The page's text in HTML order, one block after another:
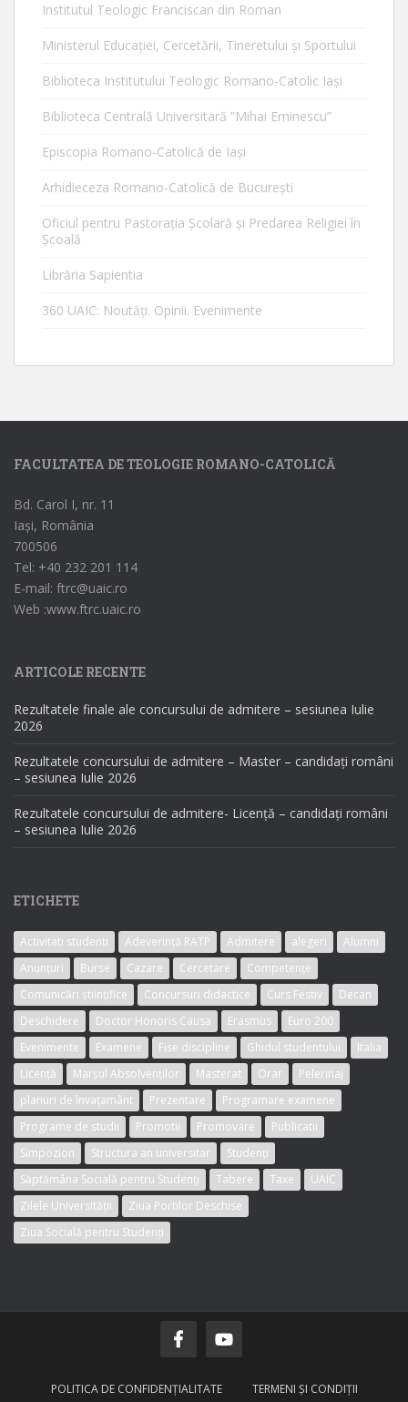
Institutul Teologic Franciscan din Roman
Ministerul Educaţiei, Cercetării, Tineretului şi Sportului
Biblioteca Institutului Teologic Romano-Catolic Iaşi
Biblioteca Centrală Universitară ”Mihai Eminescu”
Episcopia Romano-Catolică de Iaşi
Arhidieceza Romano-Catolică de Bucureşti
Oficiul pentru Pastorația Școlară și Predarea Religiei în
Școală
Librăria Sapientia
360 UAIC: Noutăţi. Opinii. Evenimente
FACULTATEA DE TEOLOGIE ROMANO-CATOLICĂ
Bd. Carol I, nr. 11
Iași, România
700506
Tel: +40 232 201 114
E-mail: ftrc@uaic.ro
Web :www.ftrc.uaic.ro
ARTICOLE RECENTE
Rezultatele finale ale concursului de admitere – sesiunea Iulie
2026
Rezultatele concursului de admitere – Master – candidați români
– sesiunea Iulie 2026
Rezultatele concursului de admitere- Licență – candidați români
– sesiunea Iulie 2026
ETICHETE
Activitati studenti Adeverință RATP Admitere alegeri
Alumni
Anunțuri
Burse Cazare Cercetare
Competențe
Comunicări științifice
Concursuri didactice Curs Festiv
Decan
Deschidere
Doctor Honoris Causa Erasmus
Euro 200
Evenimente
Examene Fise discipline Ghidul studentului
Italia
Licență
Marșul Absolvenților Masterat Orar
Pelerinaj
planuri de învațamânt
Prezentare
Programare examene
Programe de studii
Promotii Promovare
Publicatii
Simpozion
Structura an universitar
Studenți
Săptămâna Socială pentru Studenți
Tabere Taxe
UAIC
Zilele Universității
Ziua Portilor Deschise
Ziua Socială pentru Studenți
POLITICA DE CONFIDENŢIALITATE TERMENI ŞI CONDIŢII